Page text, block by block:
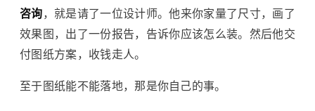
咨询，就是请了一位设计师。他来你家量了尺寸，画了
效果图，出了一份报告，告诉你应该怎么装。然后他交
付图纸方案，收钱走人。
至于图纸能不能落地，那是你自己的事。